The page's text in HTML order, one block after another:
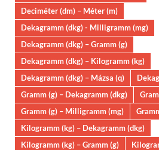
Deciméter (dm) – Méter (m)
Dekagramm (dkg) - Milligramm (mg)
Dekagramm (dkg) – Gramm (g)
Dekagramm (dkg) – Kilogramm (kg)
Dekagramm (dkg) – Mázsa (q)
Gramm (g) – Dekagramm (dkg)
Gramm (g) – Milligramm (mg)
Kilogramm (kg) – Dekagramm (dkg)
Kilogramm (kg) – Gramm (g)